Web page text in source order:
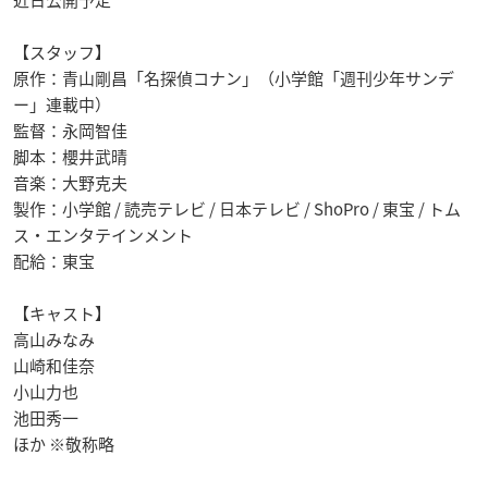
【スタッフ】
原作：青山剛昌「名探偵コナン」（小学館「週刊少年サンデ
ー」連載中）
監督：永岡智佳
脚本：櫻井武晴
音楽：大野克夫
製作：小学館 / 読売テレビ / 日本テレビ / ShoPro / 東宝 / トム
ス・エンタテインメント
配給：東宝
【キャスト】
高山みなみ
山崎和佳奈
小山力也
池田秀一
ほか ※敬称略